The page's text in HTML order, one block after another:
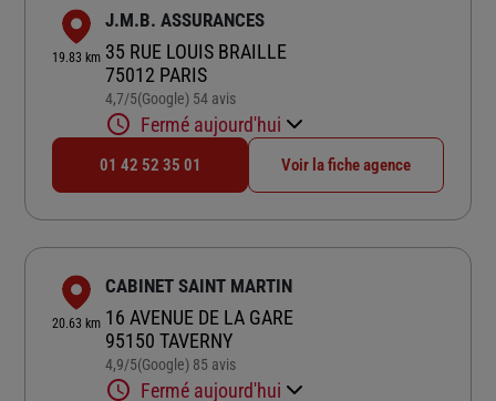
19.83 km
J.M.B. ASSURANCES
35 RUE LOUIS BRAILLE
75012 PARIS
4,7/5Note de 4.7 sur 5
(Google) 54 avis
Fermé aujourd'hui
01 42 52 35 01 Voir la fiche agence
20.63 km
CABINET SAINT MARTIN
16 AVENUE DE LA GARE
95150 TAVERNY
4,9/5Note de 4.9 sur 5
(Google) 85 avis
Fermé aujourd'hui